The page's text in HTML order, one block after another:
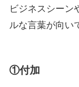
ビジネスシーン
ルな言葉が向い
①付加